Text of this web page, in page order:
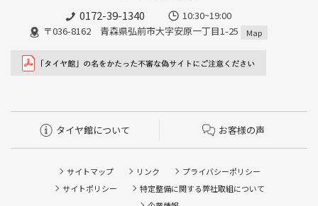
0172-39-1340
10:30~19:00
〒036-8162 青森県弘前市大字安原一丁目1-25
Map
タイヤ館について お客様の声
サイトマップ リンク
プライバシーポリシー
サイトポリシー
特定整備に関する弊社取組について